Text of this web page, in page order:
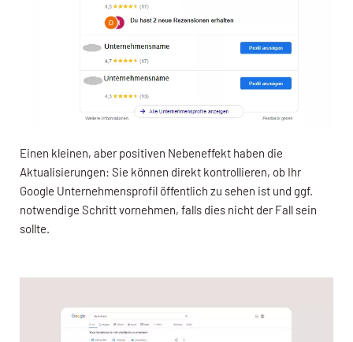
Einen kleinen, aber positiven Nebeneffekt haben die
Aktualisierungen: Sie können direkt kontrollieren, ob Ihr
Google Unternehmensprofil öffentlich zu sehen ist und ggf.
notwendige Schritt vornehmen, falls dies nicht der Fall sein
sollte.